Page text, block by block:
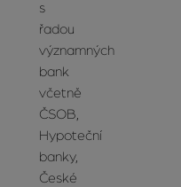
s
řadou
významných
bank
včetně
ČSOB,
Hypoteční
banky,
České